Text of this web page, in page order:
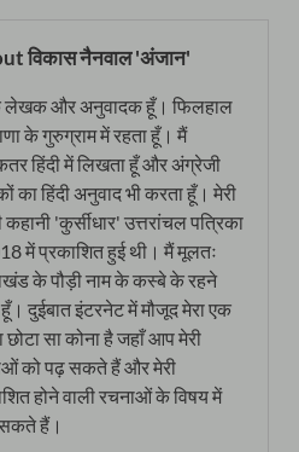
विकास नैनवाल 'अंजान'
लेखक और अनुवादक हूँ। फिलहाल
के गुरुग्राम में रहता हूँ। मैं
हिंदी में लिखता हूँ और अंग्रेजी
का हिंदी अनुवाद भी करता हूँ। मेरी
कहानी 'कुर्सीधार' उत्तरांचल पत्रिका
में प्रकाशित हुई थी। मैं मूलतः
के पौड़ी नाम के कस्बे के रहने
हूँ। दुईबात इंटरनेट में मौजूद मेरा एक
छोटा सा कोना है जहाँ आप मेरी
को पढ़ सकते हैं और मेरी
होने वाली रचनाओं के विषय में
हैं।